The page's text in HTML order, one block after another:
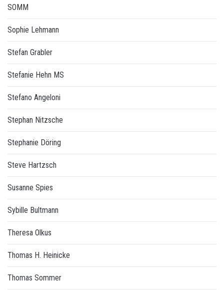
SOMM
Sophie Lehmann
Stefan Grabler
Stefanie Hehn MS
Stefano Angeloni
Stephan Nitzsche
Stephanie Döring
Steve Hartzsch
Susanne Spies
Sybille Bultmann
Theresa Olkus
Thomas H. Heinicke
Thomas Sommer